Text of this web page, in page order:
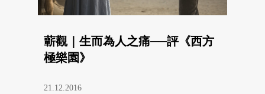
蘄觀｜生而為人之痛──評《西方
極樂園》
21.12.2016